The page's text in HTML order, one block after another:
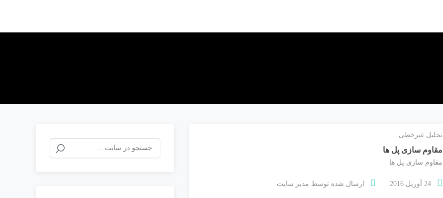
تحلیل غیرخطی
مقاوم سازی پل ها
مقاوم سازی پل ها
ارسال شده توسط مدیر سایت
برای: